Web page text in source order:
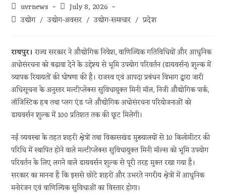
uvrnews
July 8, 2026
उद्योग / उद्योग-अवसर / उद्योग-समाचार / प्रदेश
रायपुर।राज्य सरकार ने औद्योगिक निवेश, वाणिज्यिक गतिविधियों और आधुनिक
अधोसंरचना को बढ़ावा देने के उद्देश्य से भूमि उपयोग परिवर्तन (डायवर्सन) शुल्क में
व्यापक रियायतों की घोषणा की है। राजस्व एवं आपदा प्रबंधन विभाग द्वारा जारी
अधिसूचना के अनुसार मल्टीप्लेक्स सुविधायुक्त मिनी मॉल, निजी औद्योगिक पार्क,
लॉजिस्टिक हब तथा प्लग एंड प्ले औद्योगिक अधोसंरचना परियोजनाओं को
डायवर्सन शुल्क में 100 प्रतिशत तक की छूट मिलेगी।
नई व्यवस्था के तहत शहरी क्षेत्रों तथा विकासखंड मुख्यालयों से 10 किलोमीटर की
परिधि में स्थापित होने वाले मल्टीप्लेक्स सुविधायुक्त मिनी मॉल्स को भूमि उपयोग
परिवर्तन के लिए लगने वाले डायवर्सन शुल्क से पूरी तरह मुक्त रखा गया है।
सरकार का मानना है कि इससे छोटे शहरों और उभरते नगरीय क्षेत्रों में आधुनिक
मनोरंजन एवं वाणिज्यिक सुविधाओं का विस्तार होगा।